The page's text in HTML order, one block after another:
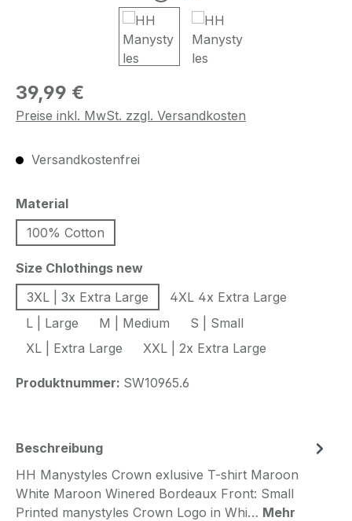
Regulärer Preis:
39,99 €
Preise inkl. MwSt. zzgl. Versandkosten
Versandkostenfrei
Materialauswählen
100% Cotton
Size Chlothings newauswählen
3XL | 3x Extra Large
4XL 4x Extra Large
L | Large
M | Medium
S | Small
XL | Extra Large
XXL | 2x Extra Large
Produktnummer: SW10965.6
Beschreibung
HH Manystyles Crown exlusive T-shirt Maroon
White Maroon Winered Bordeaux Front: Small
Printed manystyles Crown Logo in Whi… Mehr